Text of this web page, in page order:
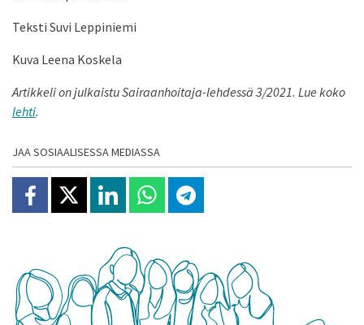
Teksti Suvi Leppiniemi
Kuva Leena Koskela
Artikkeli on julkaistu Sairaanhoitaja-lehdessä 3/2021. Lue koko
lehti.
JAA SOSIAALISESSA MEDIASSA
Jaa Facebookissa
Jaa X:ssäJaa Linkedinissä
Jaa Whatsappissa
Jaa Telegramissa